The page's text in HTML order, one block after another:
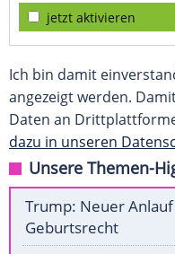
jetzt aktivieren
Ich bin damit
angezeigt werden.
Daten an
dazu in unseren
Unsere Themen-
Trump: Neuer
Geburtsrecht